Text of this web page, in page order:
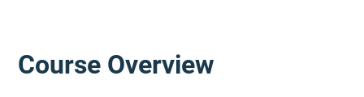
Course Overview